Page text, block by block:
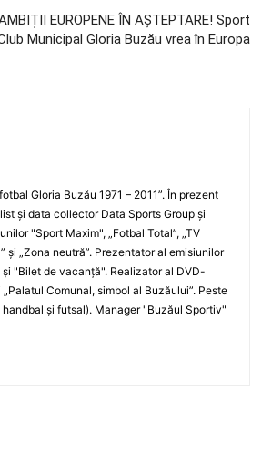
EUROPENE ÎN AȘTEPTARE! Sport
Municipal Gloria Buzău vrea în Europa
Gloria Buzău 1971 – 2011”. În prezent
şi data collector Data Sports Group şi
"Sport Maxim", „Fotbal Total”, „TV
şi „Zona neutră”. Prezentator al emisiunilor
şi "Bilet de vacanţă". Realizator al DVD-
Comunal, simbol al Buzăului”. Peste
şi futsal). Manager "Buzăul Sportiv"